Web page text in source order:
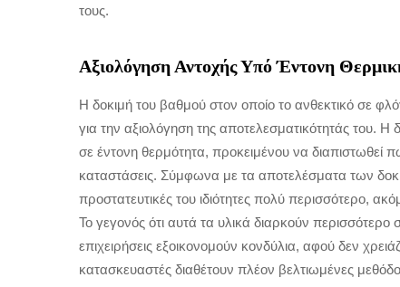
τους.
Αξιολόγηση Αντοχής Υπό Έντονη
Η δοκιμή του βαθμού στον οποίο το ανθεκτικό σε
για την αξιολόγηση της αποτελεσματικότητάς του. Η
σε έντονη θερμότητα, προκειμένου να διαπιστωθεί
καταστάσεις. Σύμφωνα με τα αποτελέσματα των
προστατευτικές του ιδιότητες πολύ περισσότερο,
Το γεγονός ότι αυτά τα υλικά διαρκούν περισσότερο
επιχειρήσεις εξοικονομούν κονδύλια, αφού δεν
κατασκευαστές διαθέτουν πλέον βελτιωμένες